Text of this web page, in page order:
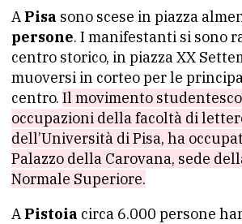
A Pisa sono scese in piazza
persone. I manifestanti si sono
centro storico, in piazza XX
muoversi in corteo per le
centro. Il movimento
occupazioni della facoltà di
dell’Università di Pisa, ha
Palazzo della Carovana, sede
Normale Superiore.
A Pistoia circa 6.000 persone